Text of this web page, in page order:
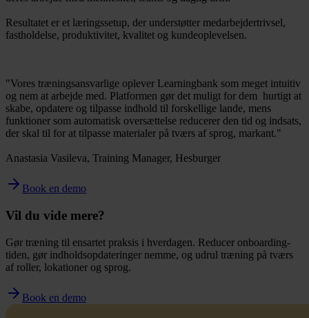
Resultatet er et læringssetup, der understøtter medarbejdertrivsel,
fastholdelse, produktivitet, kvalitet og kundeoplevelsen.
"Vores træningsansvarlige oplever Learningbank som meget intuitiv
og nem at arbejde med. Platformen gør det muligt for dem hurtigt at
skabe, opdatere og tilpasse indhold til forskellige lande, mens
funktioner som automatisk oversættelse reducerer den tid og indsats,
der skal til for at tilpasse materialer på tværs af sprog, markant."
Anastasia Vasileva, Training Manager, Hesburger
Book en demo
Vil du vide mere?
Gør træning til ensartet praksis i hverdagen. Reducer onboarding-
tiden, gør indholdsopdateringer nemme, og udrul træning på tværs
af roller, lokationer og sprog.
Book en demo